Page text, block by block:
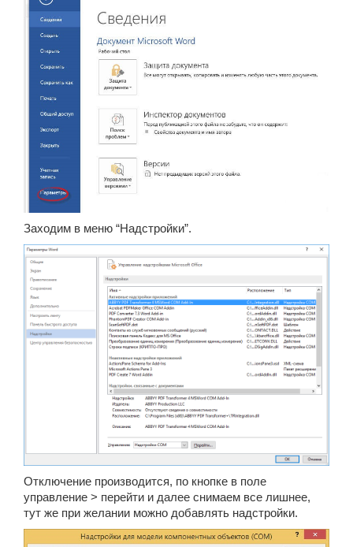
Заходим в меню “Надстройки”.
Отключение производится, по кнопке в поле
управление > перейти и далее снимаем все лишнее,
тут же при желании можно добавлять надстройки.